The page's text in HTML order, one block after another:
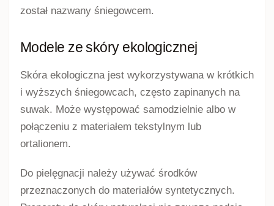
został nazwany śniegowcem.
Modele ze skóry ekologicznej
Skóra ekologiczna jest wykorzystywana w krótkich
i wyższych śniegowcach, często zapinanych na
suwak. Może występować samodzielnie albo w
połączeniu z materiałem tekstylnym lub
ortalionem.
Do pielęgnacji należy używać środków
przeznaczonych do materiałów syntetycznych.